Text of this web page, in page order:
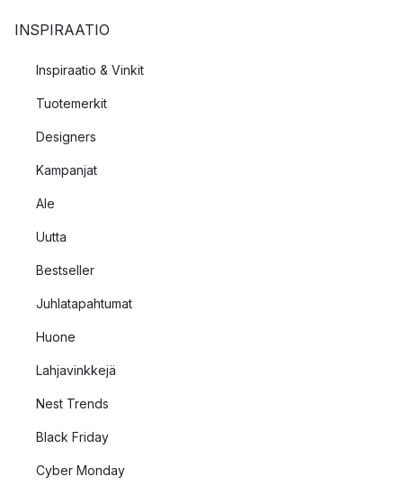
INSPIRAATIO
Inspiraatio & Vinkit
Tuotemerkit
Designers
Kampanjat
Ale
Uutta
Bestseller
Juhlatapahtumat
Huone
Lahjavinkkejä
Nest Trends
Black Friday
Cyber Monday